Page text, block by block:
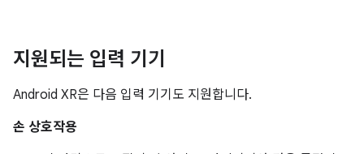
지원되는 입력 기기
Android XR은 다음 입력 기기도 지원합니다.
손 상호작용